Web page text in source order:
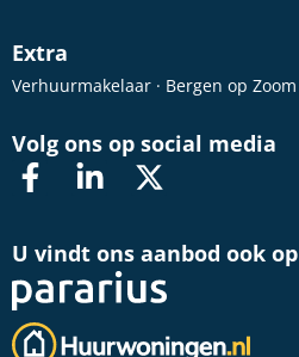
Extra
Verhuurmakelaar · Bergen op Zoom
Volg ons op social media
U vindt ons aanbod ook op